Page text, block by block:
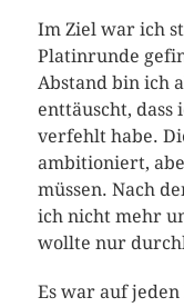
Im Ziel war ich
Platinrunde
Abstand bin ich
enttäuscht, dass
verfehlt habe.
ambitioniert,
müssen. Nach
ich nicht mehr
wollte nur
Es war auf